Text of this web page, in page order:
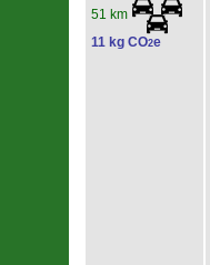
51 km
11 kg CO2e